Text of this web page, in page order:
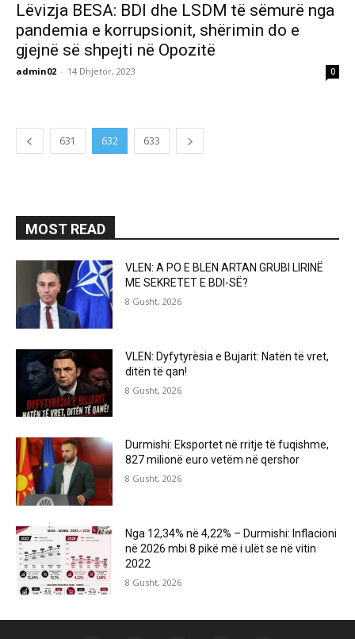
Lëvizja BESA: BDI dhe LSDM të sëmurë nga
pandemia e korrupsionit, shërimin do e
gjejnë së shpejti në Opozitë
admin02 - 14 Dhjetor, 2023 0
631 632 633
MOST READ
VLEN: A PO E BLEN ARTAN GRUBI LIRINË
ME SEKRETET E BDI-SË?
8 Gusht, 2026
VLEN: Dyfytyrësia e Bujarit: Natën të vret,
ditën të qan!
8 Gusht, 2026
Durmishi: Eksportet në rritje të fuqishme,
827 milionë euro vetëm në qershor
8 Gusht, 2026
Nga 12,34% në 4,22% – Durmishi: Inflacioni
në 2026 mbi 8 pikë më i ulët se në vitin
2022
8 Gusht, 2026